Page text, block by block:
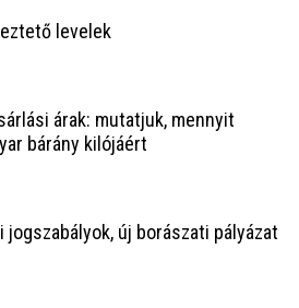
levelek
árak: mutatjuk, mennyit
bárány kilójáért
új borászati pályázat